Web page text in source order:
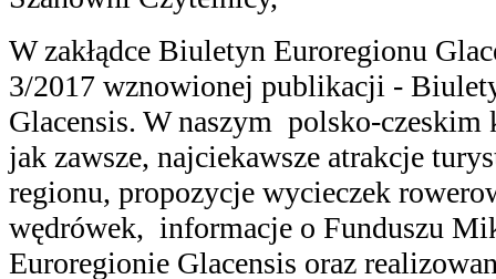
W zakłądce Biuletyn Euroregionu
3/2017 wznowionej publikacji -
Glacensis. W naszym polsko-
jak zawsze, najciekawsze atrakcje
regionu, propozycje wycieczek
wędrówek, informacje o Funduszu
Euroregionie Glacensis oraz